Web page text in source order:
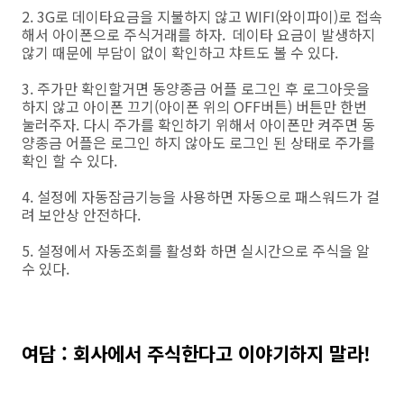
2. 3G로 데이타요금을 지불하지 않고 WIFI(와이파이)로 접속
해서 아이폰으로 주식거래를 하자. 데이타 요금이 발생하지
않기 때문에 부담이 없이 확인하고 챠트도 볼 수 있다.
3. 주가만 확인할거면 동양종금 어플 로그인 후 로그아웃을
하지 않고 아이폰 끄기(아이폰 위의 OFF버튼) 버튼만 한번
눌러주자. 다시 주가를 확인하기 위해서 아이폰만 켜주면 동
양종금 어플은 로그인 하지 않아도 로그인 된 상태로 주가를
확인 할 수 있다.
4. 설정에 자동잠금기능을 사용하면 자동으로 패스워드가 걸
려 보안상 안전하다.
5. 설정에서 자동조회를 활성화 하면 실시간으로 주식을 알
수 있다.
여담 : 회사에서 주식한다고 이야기하지 말라!